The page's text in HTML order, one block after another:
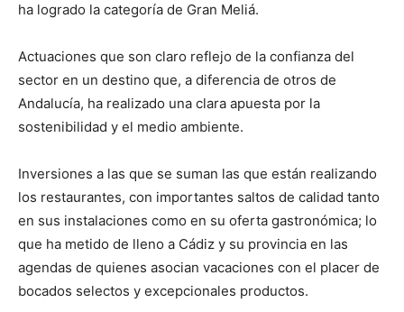
ha logrado la categoría de Gran Meliá.
Actuaciones que son claro reflejo de la confianza del
sector en un destino que, a diferencia de otros de
Andalucía, ha realizado una clara apuesta por la
sostenibilidad y el medio ambiente.
Inversiones a las que se suman las que están realizando
los restaurantes, con importantes saltos de calidad tanto
en sus instalaciones como en su oferta gastronómica; lo
que ha metido de lleno a Cádiz y su provincia en las
agendas de quienes asocian vacaciones con el placer de
bocados selectos y excepcionales productos.